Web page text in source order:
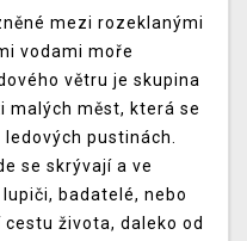
mezi rozeklanými
vodami moře
větru je skupina
malých měst, která se
pustinách.
se skrývají a ve
badatelé, nebo
života, daleko od